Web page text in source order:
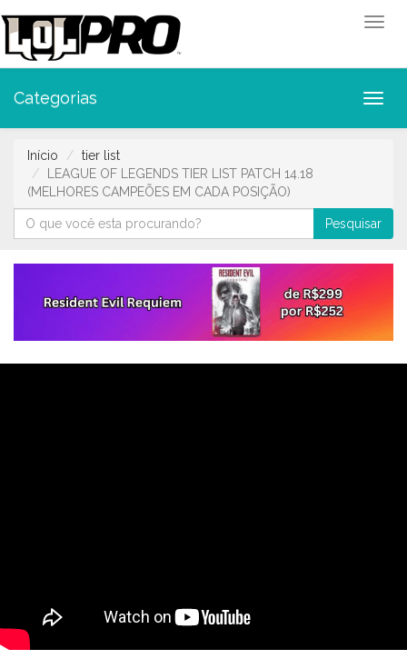
Categorias
Início
tier list
LEAGUE OF LEGENDS TIER LIST PATCH 14.18
(MELHORES CAMPEÕES EM CADA POSIÇÃO)
Pesquisar